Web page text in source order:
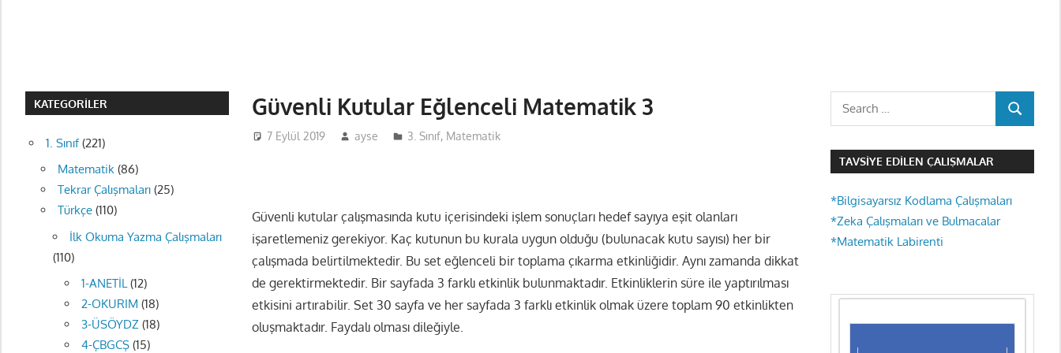
Güvenli Kutular Eğlenceli Matematik 3
7 Eylül 2019 ayse 3. Sınıf, Matematik
Güvenli kutular çalışmasında kutu içerisindeki işlem sonuçları hedef sayıya eşit olanları
işaretlemeniz gerekiyor. Kaç kutunun bu kurala uygun olduğu (bulunacak kutu sayısı) her bir
çalışmada belirtilmektedir. Bu set eğlenceli bir toplama çıkarma etkinliğidir. Aynı zamanda dikkat
de gerektirmektedir. Bir sayfada 3 farklı etkinlik bulunmaktadır. Etkinliklerin süre ile yaptırılması
etkisini artırabilir. Set 30 sayfa ve her sayfada 3 farklı etkinlik olmak üzere toplam 90 etkinlikten
oluşmaktadır. Faydalı olması dileğiyle.
KATEGORILER
1. Sınıf(221)
Matematik(86)
Tekrar Çalışmaları(25)
Türkçe(110)
İlk Okuma Yazma Çalışmaları
(110)
1-ANETİL(12)
2-OKURIM (18)
3-ÜSÖYDZ(18)
4-ÇBGCŞ(15)
Search
SEARCH
TAVSIYE EDILEN ÇALIŞMALAR
*Bilgisayarsız Kodlama Çalışmaları
*Zeka Çalışmaları ve Bulmacalar
*Matematik Labirenti